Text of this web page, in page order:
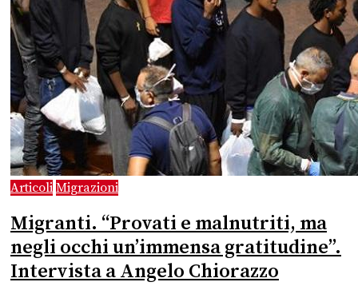
Articoli Migrazioni
Migranti. “Provati e malnutriti, ma
negli occhi un’immensa gratitudine”.
Intervista a Angelo Chiorazzo